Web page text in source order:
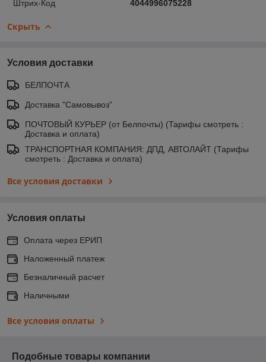
Штрих-Код 4044996075228
Скрыть
Условия доставки
БЕЛПОЧТА
Доставка "Самовывоз"
ПОЧТОВЫЙ КУРЬЕР (от Белпочты) (Тарифы смотреть :
Доставка и оплата)
ТРАНСПОРТНАЯ КОМПАНИЯ: ДПД, АВТОЛАЙТ (Тарифы
смотреть : Доставка и оплата)
Все условия доставки
Условия оплаты
Оплата через ЕРИП
Наложенный платеж
Безналичный расчет
Наличными
Все условия оплаты
Подобные товары компании